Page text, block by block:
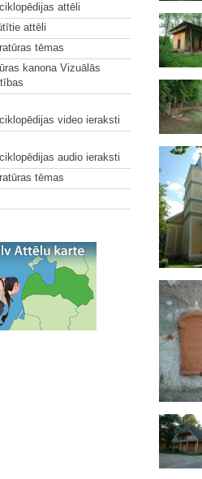
attēli
attēli
tēmas
kanona Vizuālās
video ieraksti
audio ieraksti
tēmas